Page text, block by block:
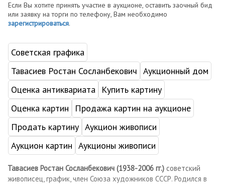
Если Вы хотите принять участие в аукционе, оставить заочный бид
или заявку на торги по телефону, Вам необходимо
зарегистрироваться.
Советская графика
Тавасиев Ростан Сосланбекович Аукционный дом
Оценка антиквариата
Купить картину
Оценка картин
Продажа картин на аукционе
Продать картину Аукцион живописи
Аукцион картин Аукционы живописи
Тавасиев Ростан Сосланбекович (1938-2006 гг.) советский
живописец, график, член Союза художников СССР. Родился в